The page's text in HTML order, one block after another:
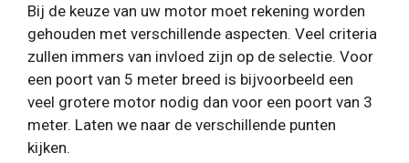
Bij de keuze van uw motor moet rekening worden
gehouden met verschillende aspecten. Veel criteria
zullen immers van invloed zijn op de selectie. Voor
een poort van 5 meter breed is bijvoorbeeld een
veel grotere motor nodig dan voor een poort van 3
meter. Laten we naar de verschillende punten
kijken.